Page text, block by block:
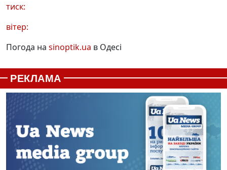
тиск:
вітер:
Погода на sinoptik.ua в Одесі
РЕКЛАМА